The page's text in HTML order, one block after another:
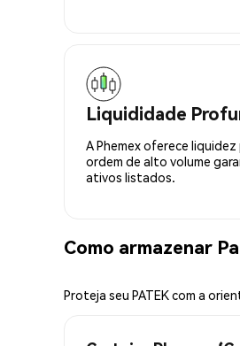
Liquididade
A Phemex oferece
ordem de alto volume
ativos listados.
Como armazenar
Proteja seu PATEK com a